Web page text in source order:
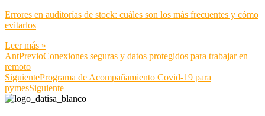
Errores en auditorías de stock: cuáles son los más frecuentes y cómo
evitarlos
Leer más »
AntPrevioConexiones seguras y datos protegidos para trabajar en
remoto
SiguientePrograma de Acompañamiento Covid-19 para
pymesSiguiente